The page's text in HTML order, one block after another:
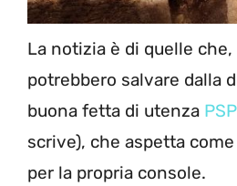
La notizia è di quelle
potrebbero salvare dalla
buona fetta di utenza PSP
scrive), che aspetta
per la propria console.